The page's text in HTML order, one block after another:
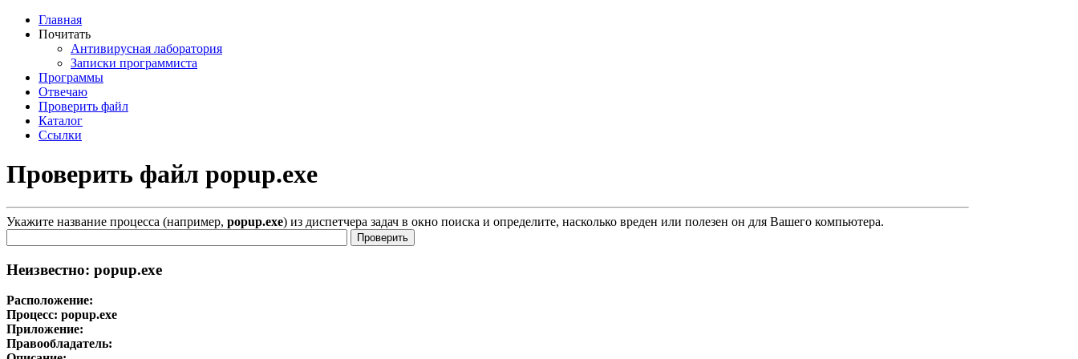
Главная
Почитать
Антивирусная лаборатория
Записки программиста
Программы
Отвечаю
Проверить файл
Каталог
Ссылки
Проверить файл popup.exe
Укажите название процесса (например, popup.exe) из диспетчера задач в окно поиска и определите, насколько вреден или полезен он для Вашего компьютера.
Неизвестно: popup.exe
Расположение:
Процесс: popup.exe
Приложение:
Правообладатель: